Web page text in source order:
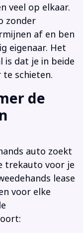
veel op elkaar.
zonder
af en ben
eigenaar. Het
dat je in beide
schieten.
de
auto zoekt
trekauto voor je
lease
voor elke